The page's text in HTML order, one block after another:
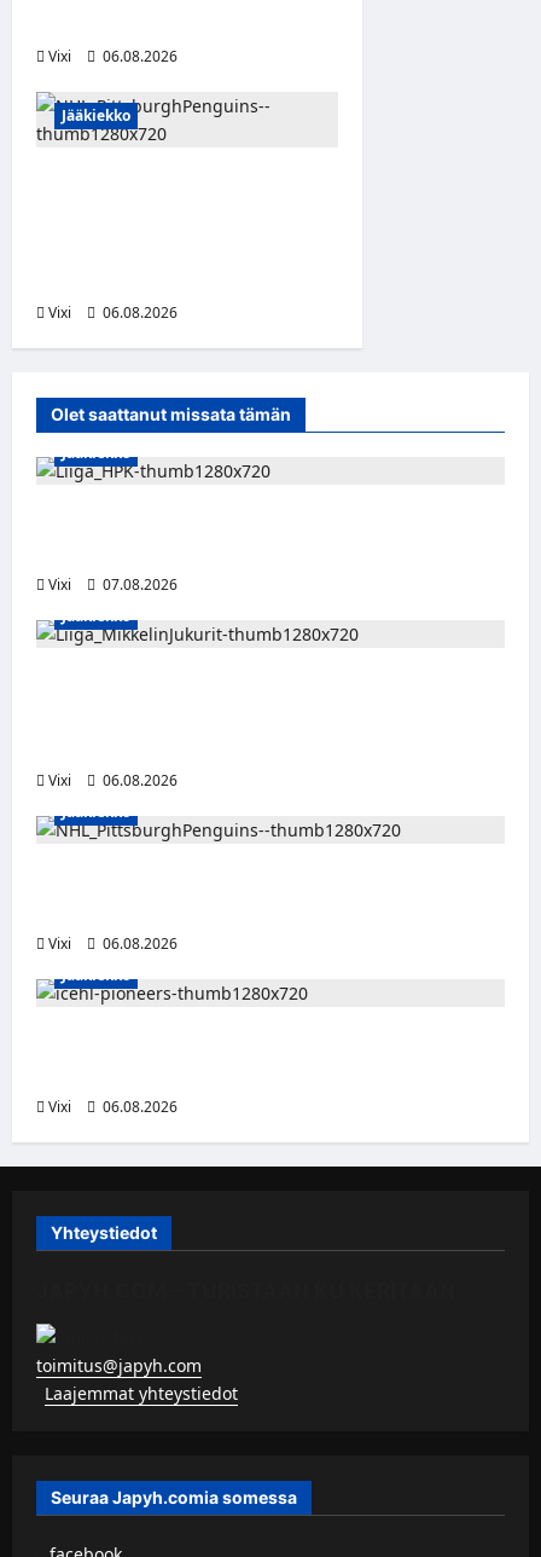
Vixi 06.08.2026
Jääkiekko
Vixi 06.08.2026
Olet saattanut missata tämän
Jääkiekko
Vixi
07.08.2026
Jääkiekko
Vixi
06.08.2026
Jääkiekko
Vixi
06.08.2026
Jääkiekko
Vixi 06.08.2026
Yhteystiedot
toimitus@japyh.com
Laajemmat yhteystiedot
Seuraa Japyh.comia somessa